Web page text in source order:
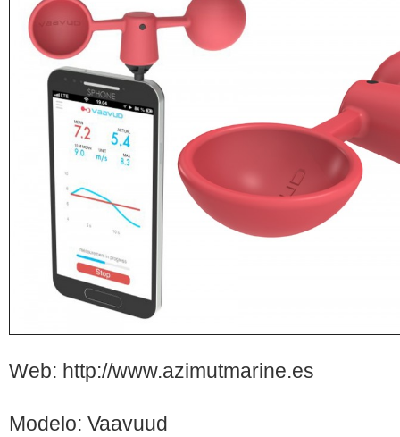
Web: http://www.azimutmarine.es
Modelo: Vaavuud